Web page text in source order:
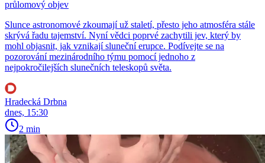
průlomový objev
Slunce astronomové zkoumají už staletí, přesto jeho atmosféra stále
skrývá řadu tajemství. Nyní vědci poprvé zachytili jev, který by
mohl objasnit, jak vznikají sluneční erupce. Podívejte se na
pozorování mezinárodního týmu pomocí jednoho z
nejpokročilejších slunečních teleskopů světa.
Hradecká Drbna
dnes, 15:30
2 min